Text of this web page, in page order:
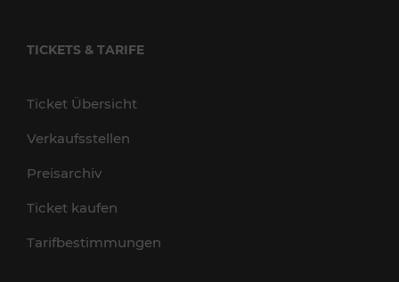
TICKETS & TARIFE
Ticket Übersicht
Verkaufsstellen
Preisarchiv
Ticket kaufen
Tarifbestimmungen